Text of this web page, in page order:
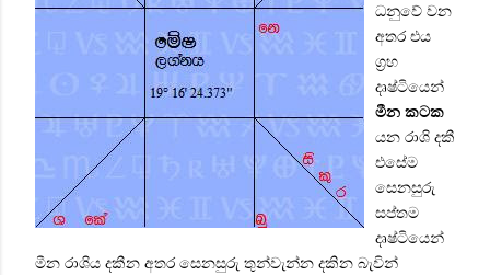
ධනුවේ වන
අතර එය
ග්‍රහ
දෘෂ්ටියෙන්
මීන කටක
යන රාශි දකී
‍‍එසේම
සෙනසුරු
සප්තම
දෘෂ්ටියෙන්
මීන රාශිය දකීන අතර සෙනසුරු තුන්වැන්න දකින බැවින්